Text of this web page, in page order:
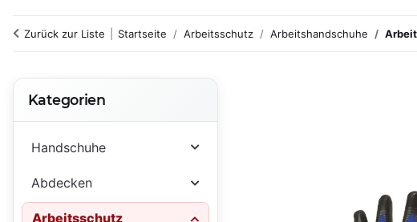
Zurück zur Liste Startseite Arbeitsschutz Arbeitshandschuhe
Kategorien
Handschuhe
Abdecken
Arbeitsschutz